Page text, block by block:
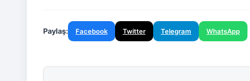
Paylaş: Facebook Twitter Telegram WhatsApp